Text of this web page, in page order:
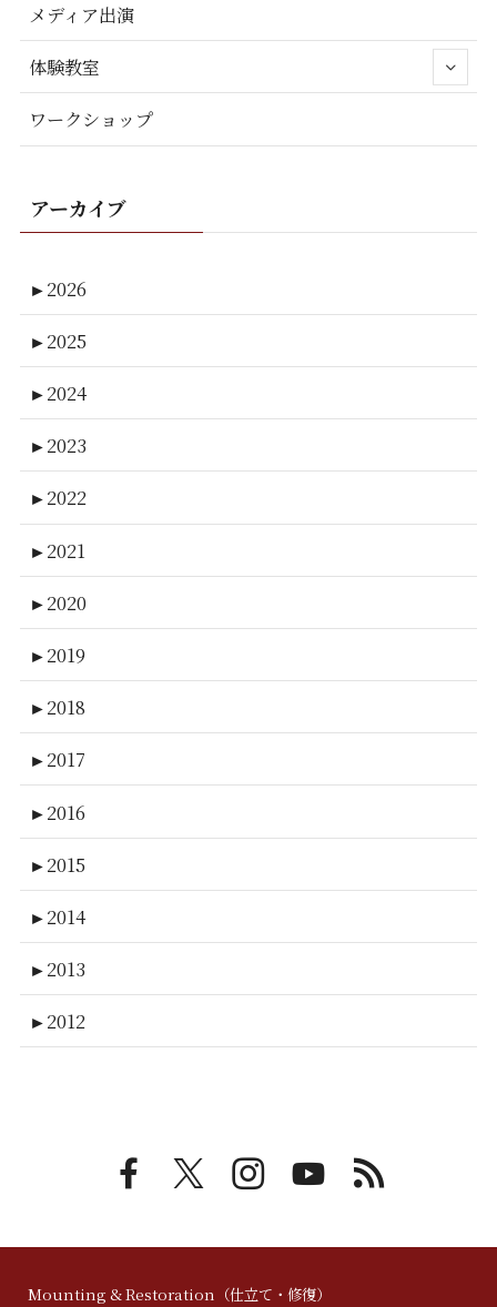
メディア出演
体験教室
ワークショップ
アーカイブ
►2026
►2025
►2024
►2023
►2022
►2021
►2020
►2019
►2018
►2017
►2016
►2015
►2014
►2013
►2012
Mounting & Restoration（仕立て・修復）